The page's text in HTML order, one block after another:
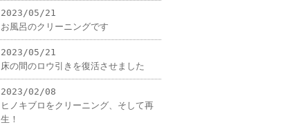
2023/05/21
お風呂のクリーニングです
2023/05/21
床の間のロウ引きを復活させました
2023/02/08
ヒノキブロをクリーニング、そして再
生！